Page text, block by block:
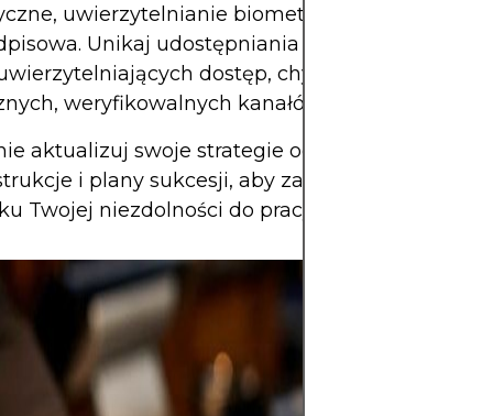
uwierzytelnianie biometryczne lub
Unikaj udostępniania kluczy
dostęp, chyba że za
weryfikowalnych kanałów.
aktualizuj swoje strategie odzyskiwania
i plany sukcesji, aby zapewnić ciągłość w
Twojej niezdolności do pracy lub śmierci.